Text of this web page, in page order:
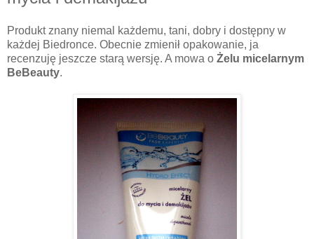
Produkt znany niemal każdemu, tani, dobry i dostępny w
każdej Biedronce. Obecnie zmienił opakowanie, ja
recenzuję jeszcze starą wersję. A mowa o Żelu micelarnym
BeBeauty.